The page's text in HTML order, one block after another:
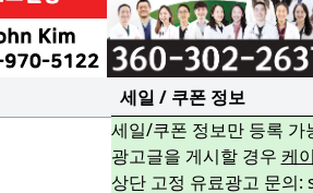
세일 / 쿠폰 정보
세일/쿠폰 정보만 등록 가
광고글을 게시할 경우 케
상단 고정 유료광고 문